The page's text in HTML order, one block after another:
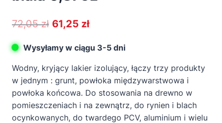
72,05zł Pierwotna
wynosiła:
72,05 zł.
61,25 złAktualna
wynosi:
61,25 zł.
Wysyłamy w ciągu 3-5 dni
Wodny, kryjący lakier izolujący, łączy trzy produkty
w jednym : grunt, powłoka międzywarstwowa i
powłoka końcowa. Do stosowania na drewno w
pomieszczeniach i na zewnątrz, do rynien i blach
ocynkowanych, do twardego PCV, aluminium i wielu